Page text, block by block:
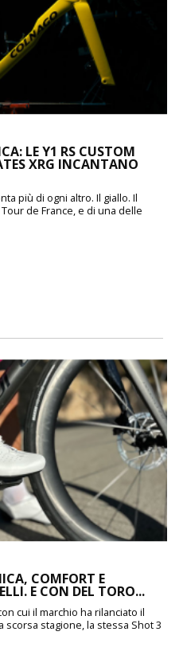
LE Y1 RS CUSTOM
XRG INCANTANO
più di ogni altro. Il giallo. Il
de France, e di una delle
COMFORT E
E CON DEL TORO...
cui il marchio ha rilanciato il
stagione, la stessa Shot 3